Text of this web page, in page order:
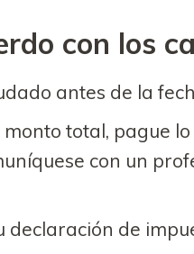
con los
antes de la
total, pague
con un
declaración de